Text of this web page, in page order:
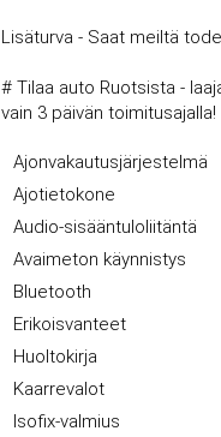
Lisäturva - Saat meiltä
# Tilaa auto Ruotsista -
vain 3 päivän
Ajonvakautusjärjestelmä
Ajotietokone
Audio-sisääntuloliitäntä
Avaimeton käynnistys
Bluetooth
Erikoisvanteet
Huoltokirja
Kaarrevalot
Isofix-valmius